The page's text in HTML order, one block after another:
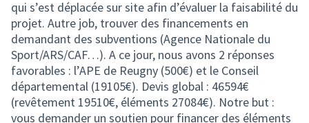
qui s’est déplacée sur site afin d’évaluer la faisabilité du
projet. Autre job, trouver des financements en
demandant des subventions (Agence Nationale du
Sport/ARS/CAF…). A ce jour, nous avons 2 réponses
favorables : l’APE de Reugny (500€) et le Conseil
départemental (19105€). Devis global : 46594€
(revêtement 19510€, éléments 27084€). Notre but :
vous demander un soutien pour financer des éléments